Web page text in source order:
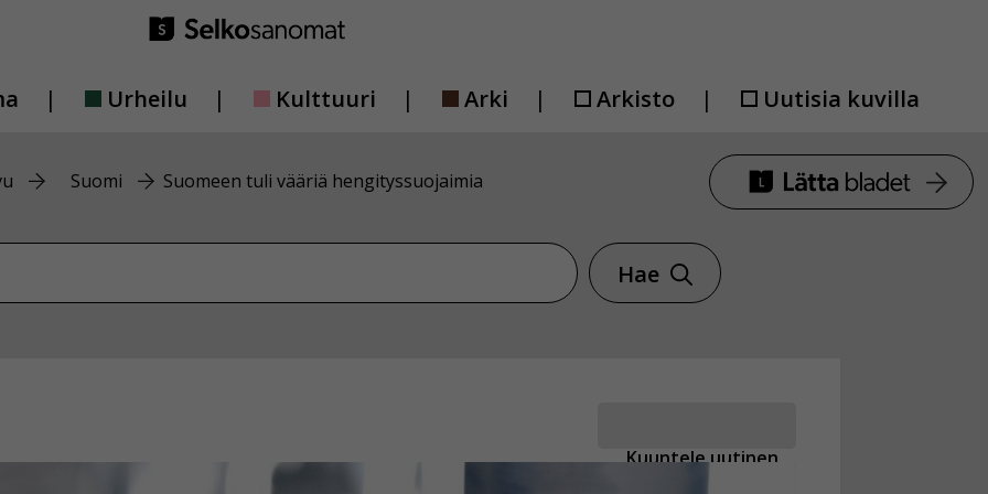
Urheilu Kulttuuri Arki Arkisto Uutisia kuvilla
Suomi Suomeen tuli vääriä hengityssuojaimia
Hae
Kuuntele uutinen